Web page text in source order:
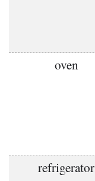
oven
refrigerator